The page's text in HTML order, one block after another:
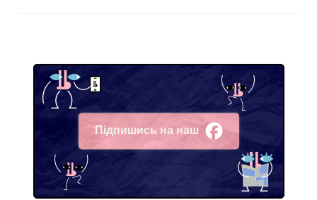
Підпишись на наш
Facebook